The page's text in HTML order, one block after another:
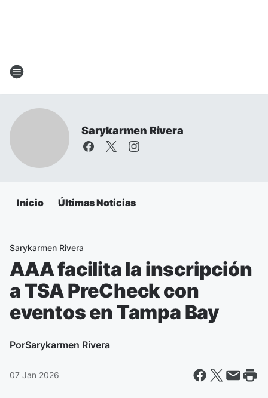
Sarykarmen Rivera
Inicio Últimas Noticias
Sarykarmen Rivera
AAA facilita la inscripción
a TSA PreCheck con
eventos en Tampa Bay
PorSarykarmen Rivera
07 Jan 2026